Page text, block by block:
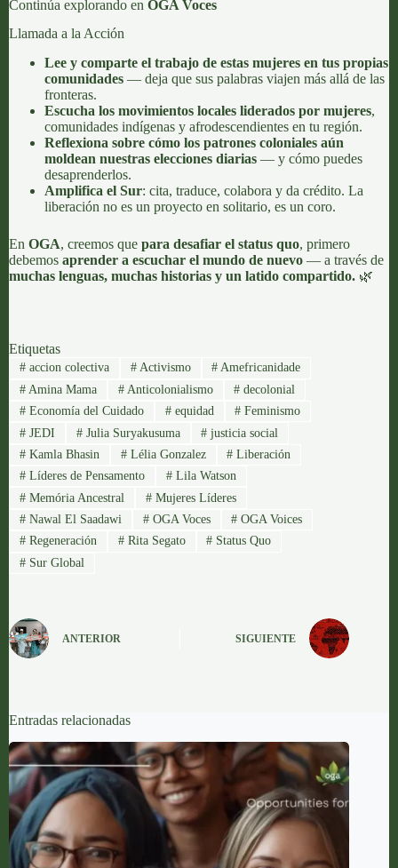
Continúa explorando en OGA Voces
Llamada a la Acción
Lee y comparte el trabajo de estas mujeres en tus propias
comunidades — deja que sus palabras viajen más allá de las
fronteras.
Escucha los movimientos locales liderados por mujeres,
comunidades indígenas y afrodescendientes en tu región.
Reflexiona sobre cómo los patrones coloniales aún
moldean nuestras elecciones diarias — y cómo puedes
desaprenderlos.
Amplifica el Sur: cita, traduce, colabora y da crédito. La
liberación no es un proyecto en solitario, es un coro.
En OGA, creemos que para desafiar el status quo, primero
debemos aprender a escuchar el mundo de nuevo — a través de
muchas lenguas, muchas historias y un latido compartido. 🌿
Etiquetas
#accion colectiva #Activismo # Amefricanidade
#Amina Mama #Anticolonialismo # decolonial
#Economía del Cuidado #equidad # Feminismo
#JEDI #Julia Suryakusuma # justicia social
#Kamla Bhasin #Lélia Gonzalez # Liberación
#Líderes de Pensamento #Lila Watson
#Memória Ancestral #Mujeres Líderes
#Nawal El Saadawi #OGA Voces # OGA Voices
#Regeneración #Rita Segato # Status Quo
#Sur Global
ANTERIOR SIGUIENTE
Entradas relacionadas